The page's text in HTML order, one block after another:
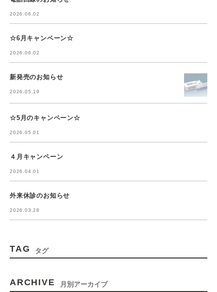
2026.06.02
☆6月キャンペーン☆
2026.06.02
新発売のお知らせ
2026.05.19
☆5月のキャンペーン☆
2026.05.01
４月キャンペーン
2026.04.01
外来休診のお知らせ
2026.03.28
TAG タグ
ARCHIVE 月別アーカイブ